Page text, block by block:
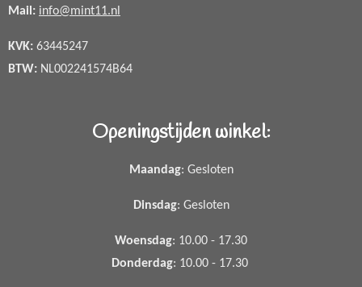
Mail: info@mint11.nl
KVK: 63445247
BTW: NL002241574B64
Openingstijden winkel:
Maandag: Gesloten
Dinsdag: Gesloten
Woensdag: 10.00 - 17.30
Donderdag: 10.00 - 17.30